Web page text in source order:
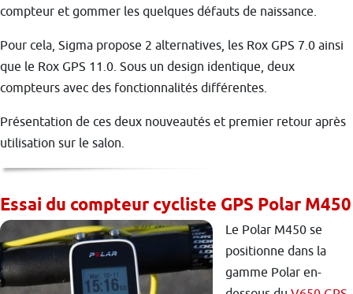
compteur et gommer les quelques défauts de naissance.
Pour cela, Sigma propose 2 alternatives, les Rox GPS 7.0 ainsi
que le Rox GPS 11.0. Sous un design identique, deux
compteurs avec des fonctionnalités différentes.
Présentation de ces deux nouveautés et premier retour après
utilisation sur le salon.
Essai du compteur cycliste GPS Polar M450
Le Polar M450 se
positionne dans la
gamme Polar en-